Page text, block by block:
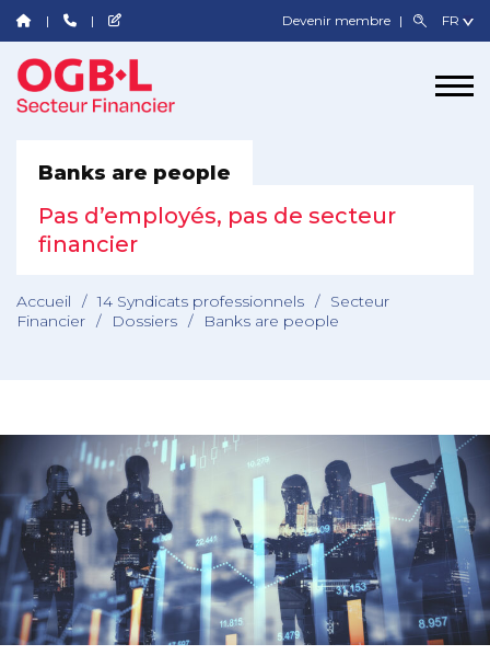
Devenir membre
Banks are people
Pas d’employés, pas de secteur
financier
Accueil / 14 Syndicats professionnels /
Secteur
Financier / Dossiers / Banks are people